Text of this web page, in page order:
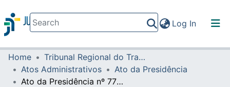
Log In(current)
Communities & Collections
All of DSpace
Home
Tribunal Regional do Trabalho da 16ª Região
Atos Administrativos
Ato da Presidência
Ato da Presidência nº 77/2010 (13555)